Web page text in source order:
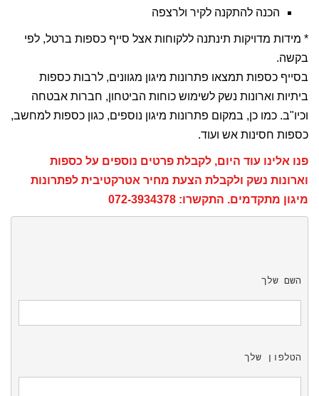
הכנה להתקנה לקיר ולרצפה
* מידות מדויקות תינתנה ללקוחות אצל סייף כספות ברטל, לפי
בקשה.
בסייף כספות תמצאו פתרונות מיגון מגוונים, לרבות כספות
ביתיות וארונות נשק לשימוש כוחות הביטחון, חברות אבטחה
וכיו"ב. כמו כן, במקום פתרונות מיגון נוספים, כגון כספות למחשב,
כספות חסינות אש ועוד.
פנו אלינו עוד היום, לקבלת פרטים נוספים על כספות
וארונות נשק ולקבלת הצעת מחיר אטרקטיבית לפתרונות
מיגון מתקדמים. התקשרו: 072-3934378
השם שלך
הטלפון שלך